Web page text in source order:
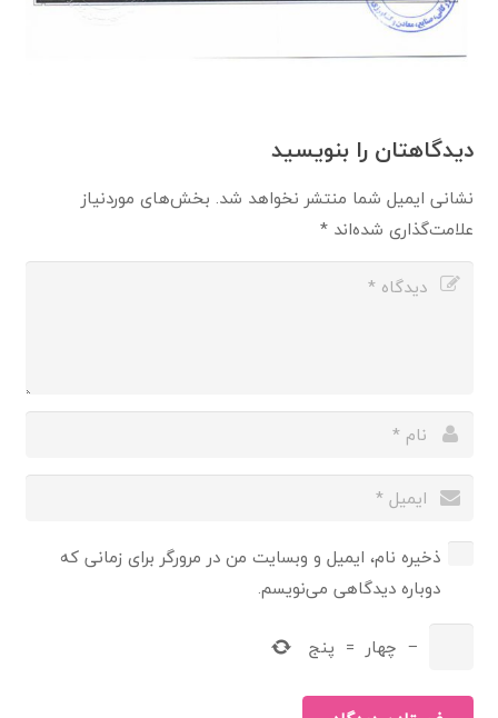
دیدگاهتان را بنویسید
نشانی ایمیل شما منتشر نخواهد شد. بخش‌های موردنیاز
علامت‌گذاری شده‌اند*
ذخیره نام، ایمیل و وبسایت من در مرورگر برای زمانی که
دوباره دیدگاهی می‌نویسم.
− چهار = پنج